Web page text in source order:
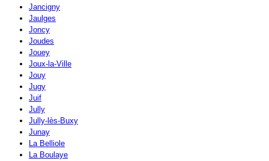
Jancigny
Jaulges
Joncy
Joudes
Jouey
Joux-la-Ville
Jouy
Jugy
Juif
Jully
Jully-lès-Buxy
Junay
La Belliole
La Boulaye